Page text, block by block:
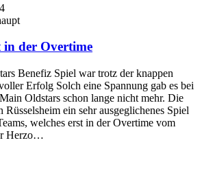
in der Overtime
Benefiz Spiel war trotz der knappen
Erfolg Solch eine Spannung gab es bei
Oldstars schon lange nicht mehr. Die
Rüsselsheim ein sehr ausgeglichenes Spiel
welches erst in der Overtime vom
Herzo…